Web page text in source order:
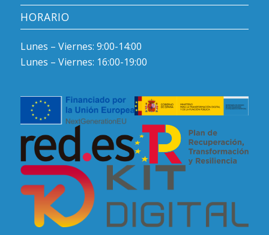
HORARIO
Lunes – Viernes: 9:00-14:00
Lunes – Viernes: 16:00-19:00